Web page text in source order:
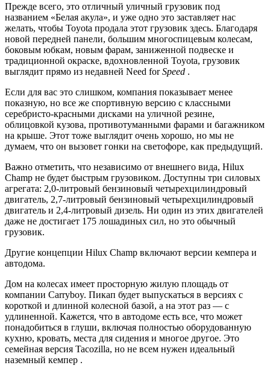
Прежде всего, это отличный уличный грузовик под
названием «Белая акула», и уже одно это заставляет нас
желать, чтобы Toyota продала этот грузовик здесь. Благодаря
новой передней панели, большим многоспицевым колесам,
боковым юбкам, новым фарам, заниженной подвеске и
традиционной окраске, вдохновленной Toyota, грузовик
выглядит прямо из недавней Need forSpeed .
Если для вас это слишком, компания показывает менее
показную, но все же спортивную версию с классными
серебристо-красными дисками на уличной резине,
облицовкой кузова, противотуманными фарами и багажником
на крыше. Этот тоже выглядит очень хорошо, но мы не
думаем, что он вызовет гонки на светофоре, как предыдущий.
Важно отметить, что независимо от внешнего вида, Hilux
Champ не будет быстрым грузовиком. Доступны три силовых
агрегата: 2,0-литровый бензиновый четырехцилиндровый
двигатель, 2,7-литровый бензиновый четырехцилиндровый
двигатель и 2,4-литровый дизель. Ни один из этих двигателей
даже не достигает 175 лошадиных сил, но это обычный
грузовик.
Другие концепции Hilux Champ включают версии кемпера и
автодома.
Дом на колесах имеет просторную жилую площадь от
компании Carryboy. Пикап будет выпускаться в версиях с
короткой и длинной колесной базой, а на этот раз — с
удлиненной. Кажется, что в автодоме есть все, что может
понадобиться в глуши, включая полностью оборудованную
кухню, кровать, места для сидения и многое другое. Это
семейная версия Tacozilla, но не всем нужен идеальный
наземный кемпер .